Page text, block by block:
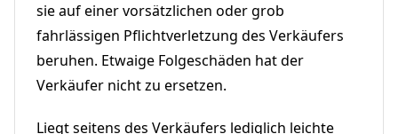
sie auf einer vorsätzlichen oder grob
fahrlässigen Pflichtverletzung des Verkäufers
beruhen. Etwaige Folgeschäden hat der
Verkäufer nicht zu ersetzen.
Liegt seitens des Verkäufers lediglich leichte